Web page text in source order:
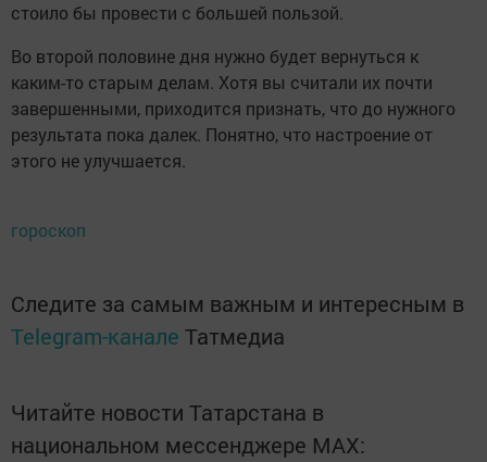
стоило бы провести с большей пользой.
Во второй половине дня нужно будет вернуться к
каким-то старым делам. Хотя вы считали их почти
завершенными, приходится признать, что до нужного
результата пока далек. Понятно, что настроение от
этого не улучшается.
гороскоп
Следите за самым важным и интересным в
Telegram-канале Татмедиа
Читайте новости Татарстана в
национальном мессенджере MАХ: